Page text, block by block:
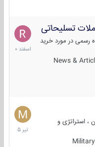
تسلیحاتی
در مورد خرید
News &
7
اسفند
1400
و
27
تیر
1405